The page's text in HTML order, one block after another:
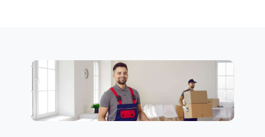
Wiener
Neustadt